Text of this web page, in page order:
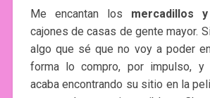
Me encantan los mercadillos
cajones de casas de gente mayor.
algo que sé que no voy a poder
forma lo compro, por impulso, y
acaba encontrando su sitio en la